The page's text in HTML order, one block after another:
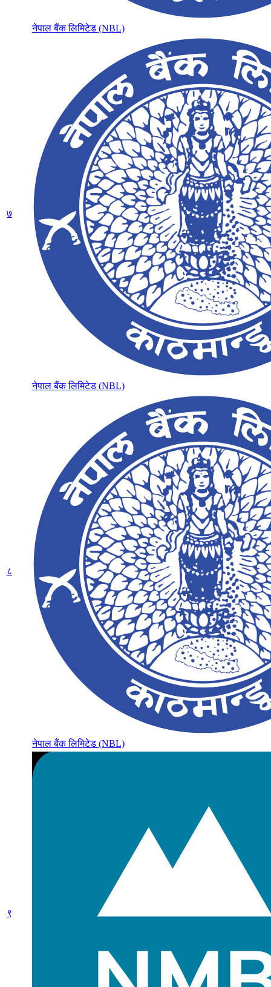
नेपाल बैंक लिमिटेड (NBL)
७
नेपाल बैंक लिमिटेड (NBL)
८
नेपाल बैंक लिमिटेड (NBL)
९